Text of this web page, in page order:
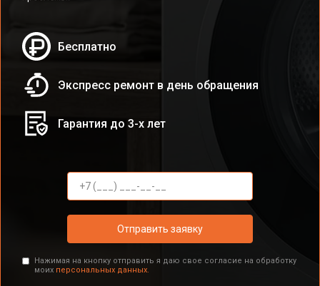
Бесплатно
Экспресс ремонт в день обращения
Гарантия до 3-х лет
Отправить заявку
Нажимая на кнопку отправить я даю свое согласие на обработку
моих персональных данных.